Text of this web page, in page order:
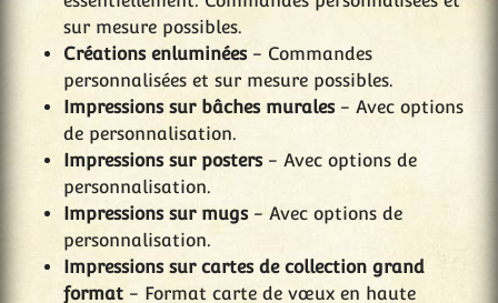
sur mesure possibles.
Créations enluminées- Commandes
personnalisées et sur mesure possibles.
Impressions sur bâches murales- Avec options
de personnalisation.
Impressions sur posters- Avec options de
personnalisation.
Impressions sur mugs- Avec options de
personnalisation.
Impressions sur cartes de collection grand
format - Format carte de vœux en haute